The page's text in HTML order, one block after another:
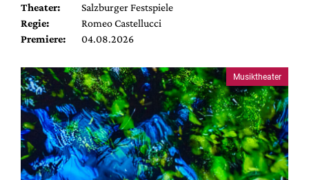
Theater:
Salzburger Festspiele
Regie:
Romeo Castellucci
Premiere:
04.08.2026
Musiktheater